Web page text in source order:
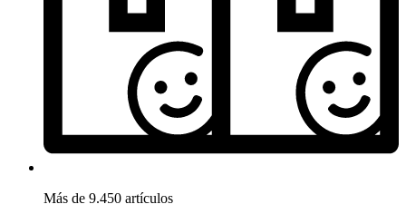
Más de 9.450 artículos